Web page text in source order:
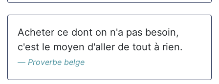
Acheter ce dont on n'a pas besoin,
c'est le moyen d'aller de tout à rien.
Proverbe belge